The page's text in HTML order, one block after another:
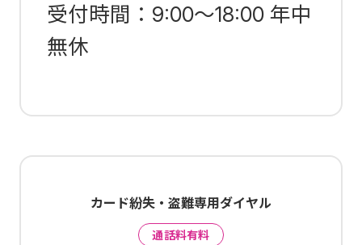
受付時間：9:00～18:00 年中
無休
カード紛失・盗難専用ダイヤル
通話料有料